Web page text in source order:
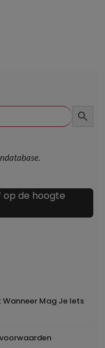
op de hoogte
Wanneer Mag Je Iets